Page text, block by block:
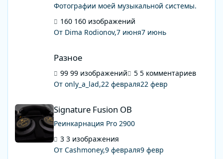
Фотографии моей музыкальной системы.
160 изображений
От Dima Rodionov,7 июня7 июнь
Разное
99 изображений
5 комментариев
От only_a_lad,22 февраля22 февр
Signature Fusion OB
Реинкарнация Pro 2900
3 изображения
От Cashmoney,9 февраля9 февр